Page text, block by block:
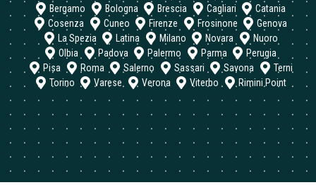
Bergamo
Bologna Brescia Cagliari
Catania
Cosenza
Cuneo Firenze Frosinone
Genova
La Spezia
Latina Milano Novara
Nuoro
Olbia
Padova Palermo Parma
Perugia
Pisa
Roma Salerno Sassari Savona
Terni
Torino
Varese Verona Viterbo Rimini Point